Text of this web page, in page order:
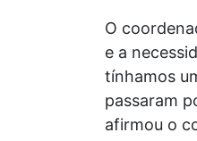
O
e a
tínhamos
passaram
afirmou o